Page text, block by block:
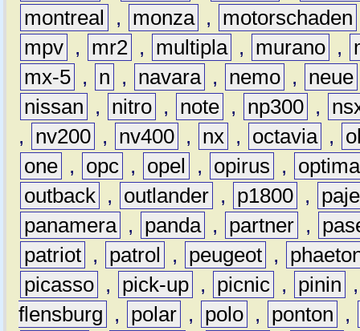
montreal
, monza , motorschaden
mpv , mr2 , multipla , murano ,
mx-5 , n , navara , nemo , neue
nissan
, nitro , note , np300 ,
,
nv200 , nv400 , nx , octavia ,
one , opc , opel , opirus ,
optima
outback , outlander , p1800 ,
panamera , panda , partner ,
patriot , patrol , peugeot ,
picasso , pick-up , picnic , pinin
flensburg
, polar , polo , ponton
,